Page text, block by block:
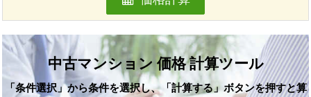
中古マンション 価格 計算ツール
「条件選択」から条件を選択し、「計算する」ボタンを押すと算